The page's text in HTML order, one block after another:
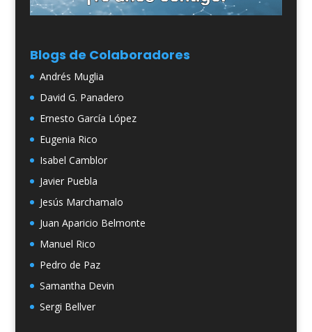
Blogs de Colaboradores
Andrés Muglia
David G. Panadero
Ernesto García López
Eugenia Rico
Isabel Camblor
Javier Puebla
Jesús Marchamalo
Juan Aparicio Belmonte
Manuel Rico
Pedro de Paz
Samantha Devin
Sergi Bellver